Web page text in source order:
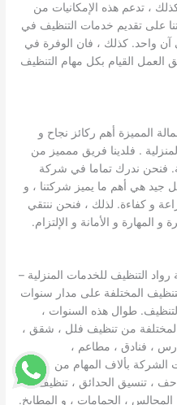
، تدعم هذه الإمكانيات من
على تقديم خدمات التنظيف في
واحد. كذلك ، فان الوفرة في
العمل القيام بكل مهام التنظيف
المميزة أهم ركائز نجاح و
. فلدينا فريق ممميز من
فنحن ندرك تماما في شركة
جيد هي أهم ما يميز شركتنا ، و
و كفاءة. لذلك ، فنحن ننتقي
المهارة و الأمانة و الإلتزام.
التنظيف للخدمات المنزلية –
المختلفة على مدار سنوات
طوال هذه السنوات ،
المختلفة من تنظيف فلل ، شقق ،
، فنادق ، مطاعم ،
بألاف المهام من
، تنسيق الحدائق ، تنظيف
المجالس ، الحمامات ، و المطابخ.